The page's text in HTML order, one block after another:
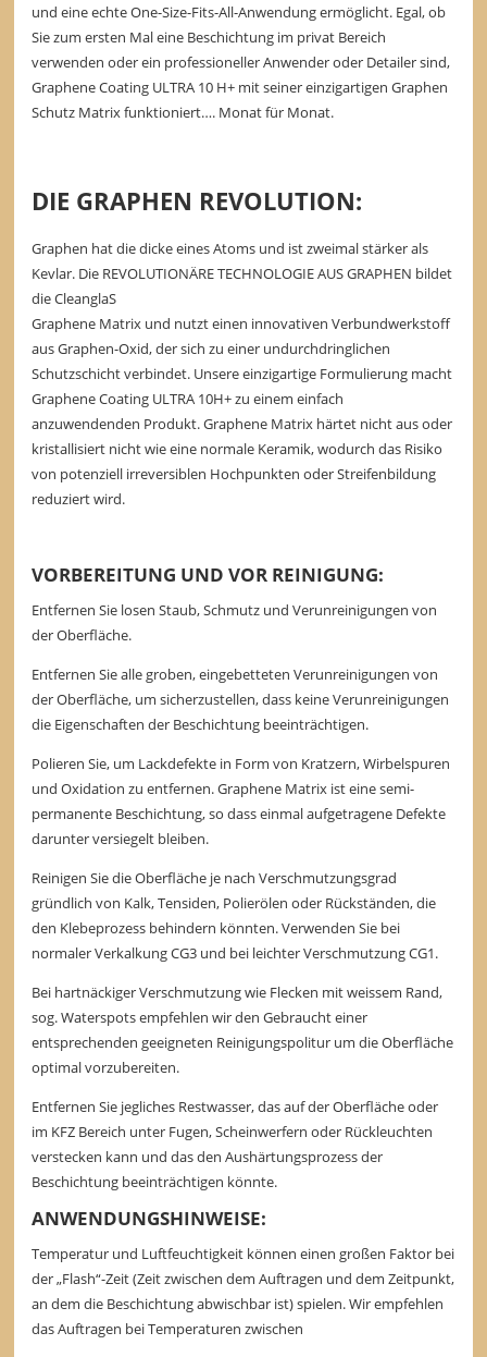
und eine echte One-Size-Fits-All-Anwendung ermöglicht. Egal, ob
Sie zum ersten Mal eine Beschichtung im privat Bereich
verwenden oder ein professioneller Anwender oder Detailer sind,
Graphene Coating ULTRA 10 H+ mit seiner einzigartigen Graphen
Schutz Matrix funktioniert…. Monat für Monat.
DIE GRAPHEN REVOLUTION:
Graphen hat die dicke eines Atoms und ist zweimal stärker als
Kevlar. Die REVOLUTIONÄRE TECHNOLOGIE AUS GRAPHEN bildet
die CleanglaS
Graphene Matrix und nutzt einen innovativen Verbundwerkstoff
aus Graphen-Oxid, der sich zu einer undurchdringlichen
Schutzschicht verbindet. Unsere einzigartige Formulierung macht
Graphene Coating ULTRA 10H+ zu einem einfach
anzuwendenden Produkt. Graphene Matrix härtet nicht aus oder
kristallisiert nicht wie eine normale Keramik, wodurch das Risiko
von potenziell irreversiblen Hochpunkten oder Streifenbildung
reduziert wird.
VORBEREITUNG UND VOR REINIGUNG:
Entfernen Sie losen Staub, Schmutz und Verunreinigungen von
der Oberfläche.
Entfernen Sie alle groben, eingebetteten Verunreinigungen von
der Oberfläche, um sicherzustellen, dass keine Verunreinigungen
die Eigenschaften der Beschichtung beeinträchtigen.
Polieren Sie, um Lackdefekte in Form von Kratzern, Wirbelspuren
und Oxidation zu entfernen. Graphene Matrix ist eine semi-
permanente Beschichtung, so dass einmal aufgetragene Defekte
darunter versiegelt bleiben.
Reinigen Sie die Oberfläche je nach Verschmutzungsgrad
gründlich von Kalk, Tensiden, Polierölen oder Rückständen, die
den Klebeprozess behindern könnten. Verwenden Sie bei
normaler Verkalkung CG3 und bei leichter Verschmutzung CG1.
Bei hartnäckiger Verschmutzung wie Flecken mit weissem Rand,
sog. Waterspots empfehlen wir den Gebraucht einer
entsprechenden geeigneten Reinigungspolitur um die Oberfläche
optimal vorzubereiten.
Entfernen Sie jegliches Restwasser, das auf der Oberfläche oder
im KFZ Bereich unter Fugen, Scheinwerfern oder Rückleuchten
verstecken kann und das den Aushärtungsprozess der
Beschichtung beeinträchtigen könnte.
ANWENDUNGSHINWEISE:
Temperatur und Luftfeuchtigkeit können einen großen Faktor bei
der „Flash“-Zeit (Zeit zwischen dem Auftragen und dem Zeitpunkt,
an dem die Beschichtung abwischbar ist) spielen. Wir empfehlen
das Auftragen bei Temperaturen zwischen